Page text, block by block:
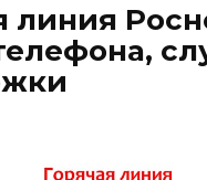
линия